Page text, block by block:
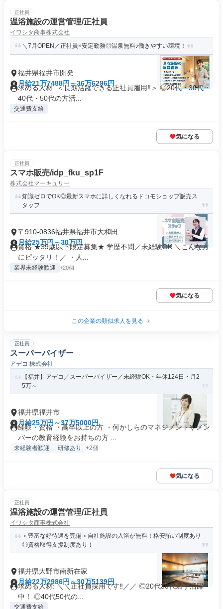
正社員
温浴施設の運営管理/正社員
イワシタ商事株式会社
＼7月OPEN／正社員×安定勤務◎温泉無料♪働きやすい環境！
福井県福井市開発
月給21万7488円～36万6296円
求める人材: ＜長期活躍できる正社員雇用‼＞ ◎20代・30代・
40代・50代の方活...
交通費支給
気になる
正社員
スマホ販売/idp_fku_sp1F
株式会社マーキュリー
知識ゼロでOK◎最新スマホに詳しくなれるドコモショップ販売ス
タッフ
〒910-0836福井県福井市大和田
月給25万円～30万円
資格 ★39歳以下限定募集★ 学歴不問／未経験OK ＼こんな方
にピッタリ！／ ・人...
業界未経験歓迎 +20個
気になる
この企業の類似求人を見る
正社員
スーパーバイザー
アデコ 株式会社
【福井】アデコ／スーパーバイザー／未経験OK・年休124日・月2
5万～
福井県福井市
月給25万円～37万5000円
経験・資格 ・高卒以上の方 ・何かしらのマネジメントやメン
バーの教育経験をお持ちの方 ...
未経験者歓迎 研修あり +2個
気になる
正社員
温浴施設の運営管理/正社員
イワシタ商事株式会社
＜豊富な好待遇を完備＞自社施設の入浴が無料！格安賄い制度あり
◎資格取得支援制度あり！
福井県大野市南新在家
月給22万2986円～30万5139円
求める人材: ＼＼正社員採用です‼／／ ◎20代30代若手活躍
中！ ◎40代50代の...
交通費支給